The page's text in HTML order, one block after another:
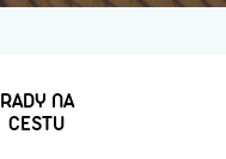
RADY NA
CESTU